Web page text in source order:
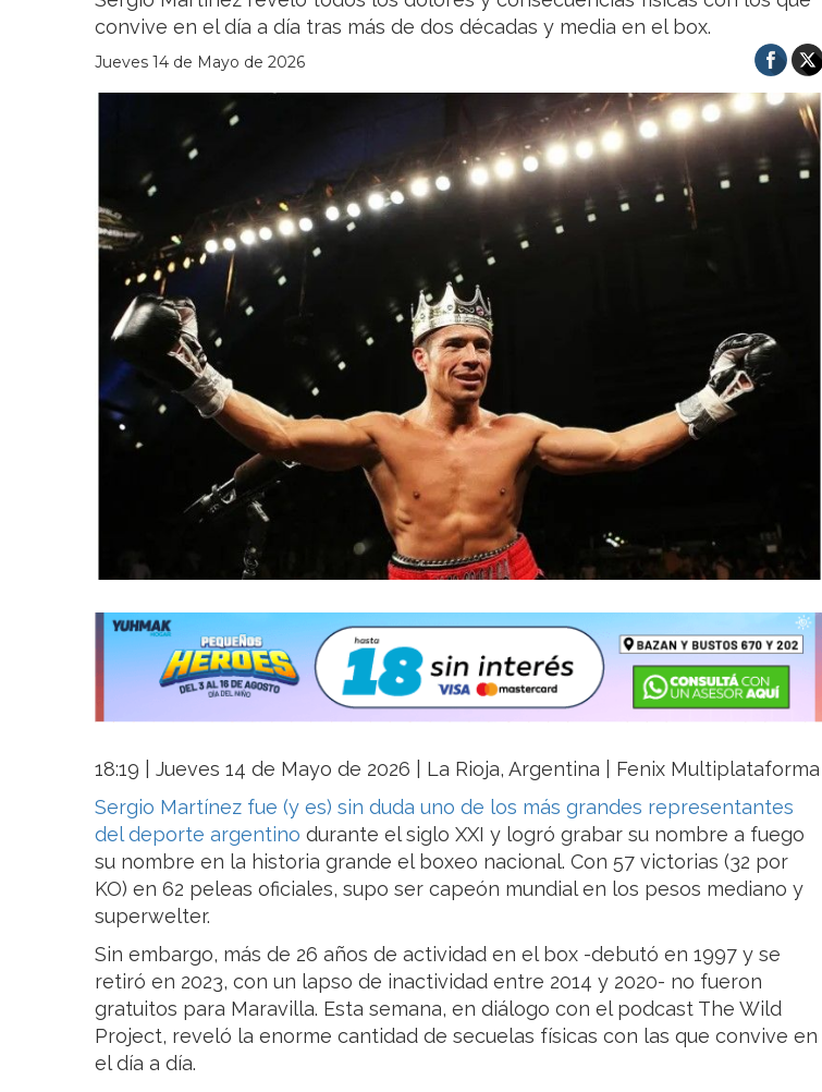
convive en el día a día tras más de dos décadas y media en el box.
Jueves 14 de Mayo de 2026
18:19 | Jueves 14 de Mayo de 2026 | La Rioja, Argentina | Fenix Multiplataforma
Sergio Martínez fue (y es) sin duda uno de los más grandes representantes
del deporte argentino durante el siglo XXI y logró grabar su nombre a fuego
su nombre en la historia grande el boxeo nacional. Con 57 victorias (32 por
KO) en 62 peleas oficiales, supo ser capeón mundial en los pesos mediano y
superwelter.
Sin embargo, más de 26 años de actividad en el box -debutó en 1997 y se
retiró en 2023, con un lapso de inactividad entre 2014 y 2020- no fueron
gratuitos para Maravilla. Esta semana, en diálogo con el podcast The Wild
Project, reveló la enorme cantidad de secuelas físicas con las que convive en
el día a día.